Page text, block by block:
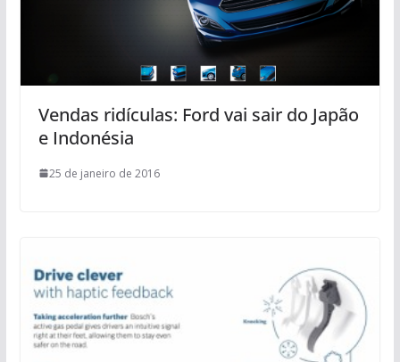
Vendas ridículas: Ford vai sair do Japão
e Indonésia
25 de janeiro de 2016